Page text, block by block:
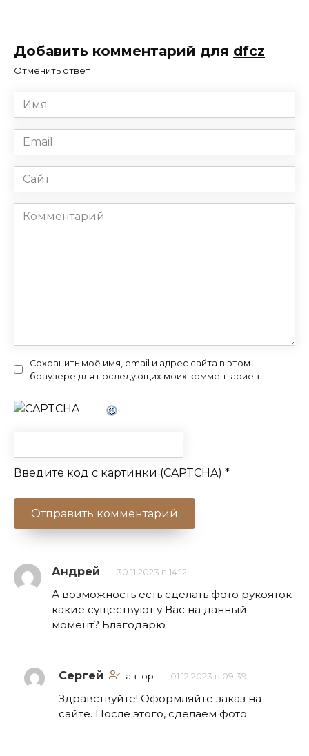
Добавить комментарий для dfcz
Отменить ответ
Имя
*
Email
*
Сайт
Комментарий
Сохранить моё имя, email и адрес сайта в этом
браузере для последующих моих комментариев.
Введите код с картинки (CAPTCHA) *
Андрей 30.11.2023 в 14:12
А возможность есть сделать фото рукояток
какие существуют у Вас на данный
момент? Благодарю
Сергей автор 01.12.2023 в 09:39
Здравствуйте! Оформляйте заказ на
сайте. После этого, сделаем фото